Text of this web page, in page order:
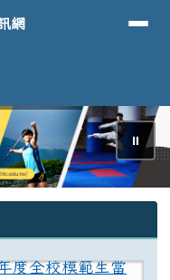
學校全球資
網
⏸
榮譽榜
榮譽榜
度全校模範生當